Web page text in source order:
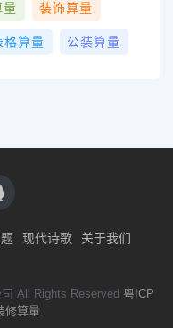
量 装饰算量
格算量 公装算量
现代诗歌
关于我们
All Rights Reserved 粤ICP
修算量